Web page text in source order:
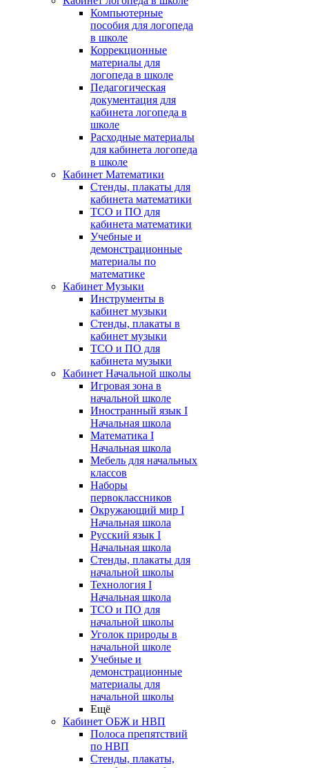
Компьютерные
пособия для логопеда
в школе
Коррекционные
материалы для
логопеда в школе
Педагогическая
документация для
кабинета логопеда в
школе
Расходные материалы
для кабинета логопеда
в школе
Кабинет Математики
Стенды, плакаты для
кабинета математики
ТСО и ПО для
кабинета математики
Учебные и
демонстрационные
материалы по
математике
Кабинет Музыки
Инструменты в
кабинет музыки
Стенды, плакаты в
кабинет музыки
ТСО и ПО для
кабинета музыки
Кабинет Начальной школы
Игровая зона в
начальной школе
Иностранный язык I
Начальная школа
Математика I
Начальная школа
Мебель для начальных
классов
Наборы
первоклассников
Окружающий мир I
Начальная школа
Русский язык I
Начальная школа
Стенды, плакаты для
начальной школы
Технология I
Начальная школа
ТСО и ПО для
начальной школы
Уголок природы в
начальной школе
Учебные и
демонстрационные
материалы для
начальной школы
Ещё
Кабинет ОБЖ и НВП
Полоса препятствий
по НВП
Стенды, плакаты,